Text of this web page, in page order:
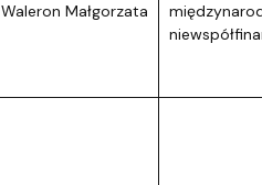
Waleron Małgorzata